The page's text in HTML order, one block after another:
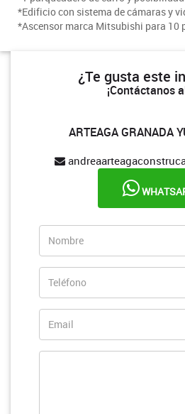
*Edificio con sistema de cámaras y
*Ascensor marca Mitsubishi para 10
¿Te gusta este
¡Contáctanos
ARTEAGA GRANADA